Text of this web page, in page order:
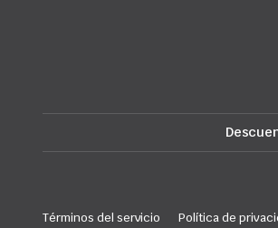
Términos del servicio Política de